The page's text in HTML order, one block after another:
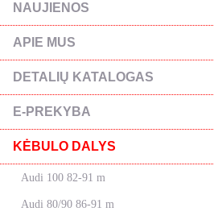
NAUJIENOS
APIE MUS
DETALIŲ KATALOGAS
E-PREKYBA
KĖBULO DALYS
Audi 100 82-91 m
Audi 80/90 86-91 m